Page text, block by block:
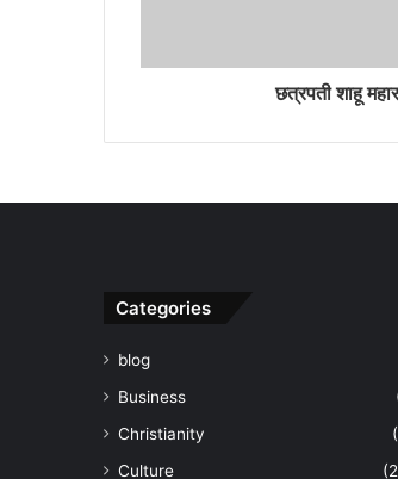
छत्रपती शाहू
Categories
blog
Business
Christianity
Culture